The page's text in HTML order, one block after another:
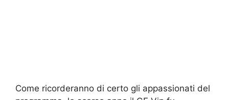
Come ricorderanno di certo gli appassionati del